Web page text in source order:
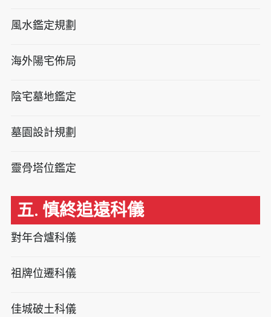
風水鑑定規劃
海外陽宅佈局
陰宅墓地鑑定
墓園設計規劃
靈骨塔位鑑定
五. 慎終追遠科儀
對年合爐科儀
祖牌位遷科儀
佳城破土科儀